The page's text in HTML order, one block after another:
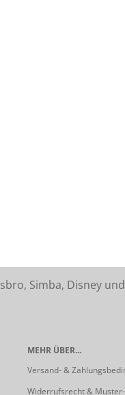
Simba, Disney
MEHR ÜBER...
Versand- &
Widerrufsrecht &